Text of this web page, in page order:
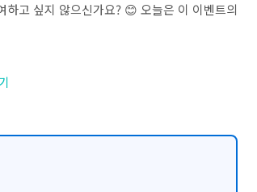
고 싶지 않으신가요? 😊 오늘은 이 이벤트의